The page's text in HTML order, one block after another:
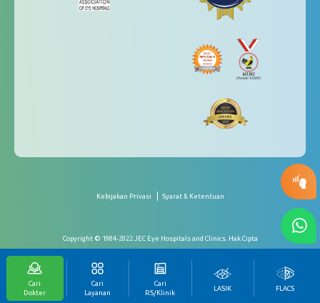
Kebijakan Privasi Syarat & Ketentuan
Copyright © 1984-2022 JEC Eye Hospitals and Clinics. Hak Cipta
Cari
Dokter
Cari
Layanan
Cari
RS/Klinik
LASIK FLACS